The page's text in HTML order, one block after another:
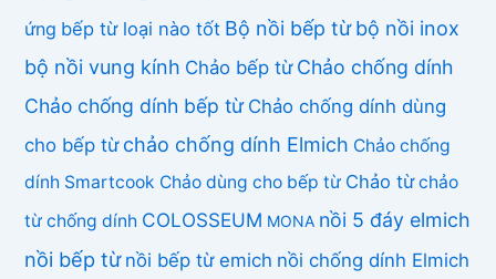
ứng bếp từ loại nào tốt Bộ nồi bếp từ bộ nồi inox
bộ nồi vung kính Chảo bếp từ Chảo chống dính
Chảo chống dính bếp từ Chảo chống dính dùng
cho bếp từ chảo chống dính Elmich Chảo chống
dính Smartcook Chảo dùng cho bếp từ Chảo từ chảo
từ chống dính COLOSSEUM MONA nồi 5 đáy elmich
nồi bếp từ nồi bếp từ emich nồi chống dính Elmich